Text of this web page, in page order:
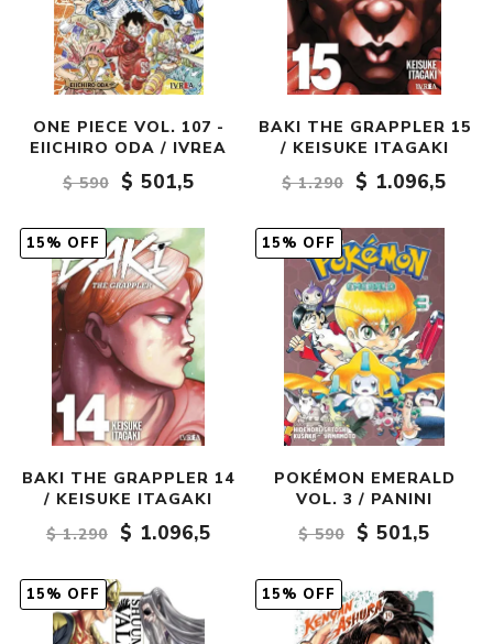
ONE PIECE VOL. 107 -
EIICHIRO ODA / IVREA
$ 590
$ 501,5
BAKI THE GRAPPLER 15
/ KEISUKE ITAGAKI
$ 1.290
$ 1.096,5
15% OFF
BAKI THE GRAPPLER 14
/ KEISUKE ITAGAKI
$ 1.290
$ 1.096,5
15% OFF
POKÉMON EMERALD
VOL. 3 / PANINI
$ 590
$ 501,5
15% OFF 15% OFF